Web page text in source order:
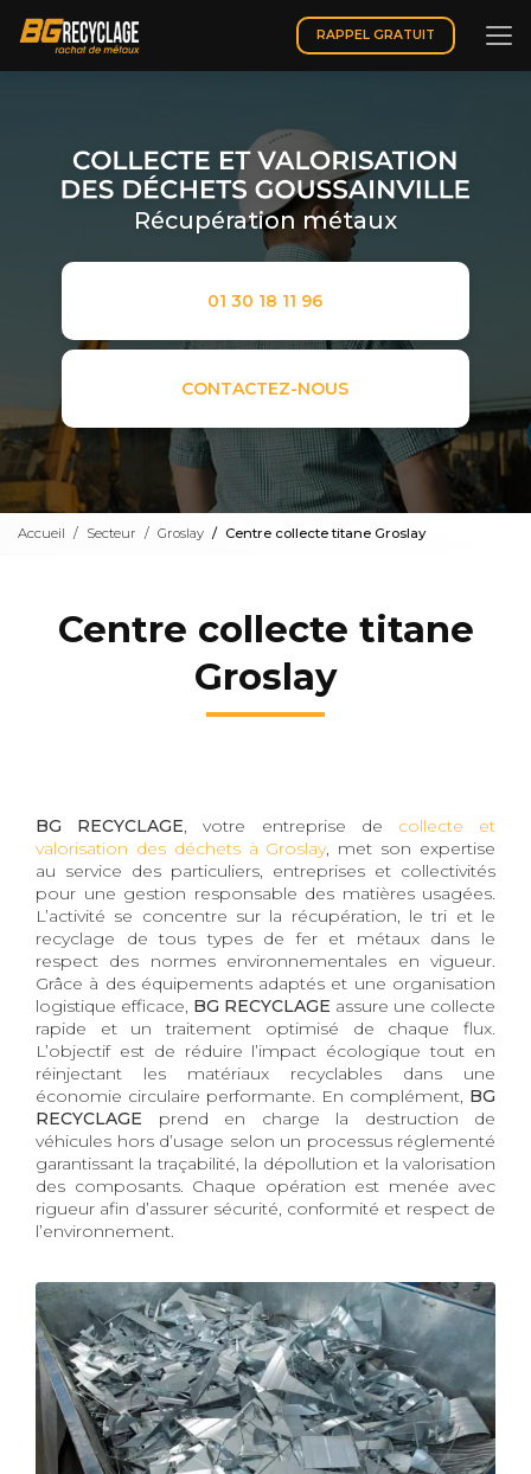
contenu
principal
RAPPEL GRATUIT
Récupération métaux
01 30 18 11 96
CONTACTEZ-NOUS
Accueil Secteur Groslay Centre collecte titane Groslay
Centre collecte titane
Groslay
BG RECYCLAGE, votre entreprise de collecte et
valorisation des déchets à Groslay, met son expertise
au service des particuliers, entreprises et collectivités
pour une gestion responsable des matières usagées.
L’activité se concentre sur la récupération, le tri et le
recyclage de tous types de fer et métaux dans le
respect des normes environnementales en vigueur.
Grâce à des équipements adaptés et une organisation
logistique efficace, BG RECYCLAGE assure une collecte
rapide et un traitement optimisé de chaque flux.
L’objectif est de réduire l’impact écologique tout en
réinjectant les matériaux recyclables dans une
économie circulaire performante. En complément, BG
RECYCLAGE prend en charge la destruction de
véhicules hors d’usage selon un processus réglementé
garantissant la traçabilité, la dépollution et la valorisation
des composants. Chaque opération est menée avec
rigueur afin d’assurer sécurité, conformité et respect de
l’environnement.